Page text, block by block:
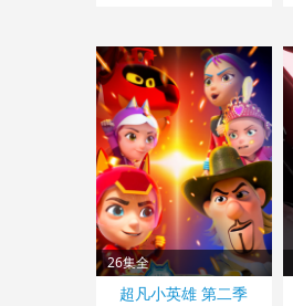
26集全
超凡小英雄 第二季